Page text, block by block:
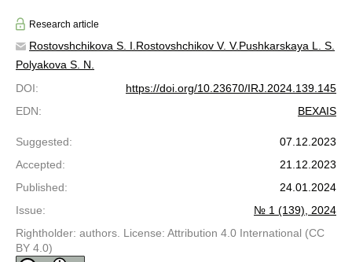
Research article
Rostovshchikova S. I. Rostovshchikov V. V.Pushkarskaya L. S.
Polyakova S. N.
DOI:
https://doi.org/10.23670/IRJ.2024.139.145
EDN: BEXAIS
Suggested:
07.12.2023
Accepted:
21.12.2023
Published:
24.01.2024
Issue:
№ 1 (139), 2024
Rightholder: authors. License: Attribution 4.0 International (CC
BY 4.0)